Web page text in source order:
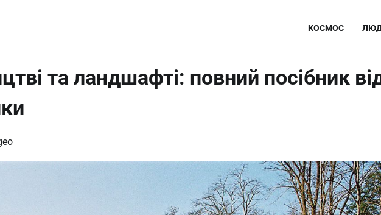
КОСМОС
та ландшафті: повний посібник